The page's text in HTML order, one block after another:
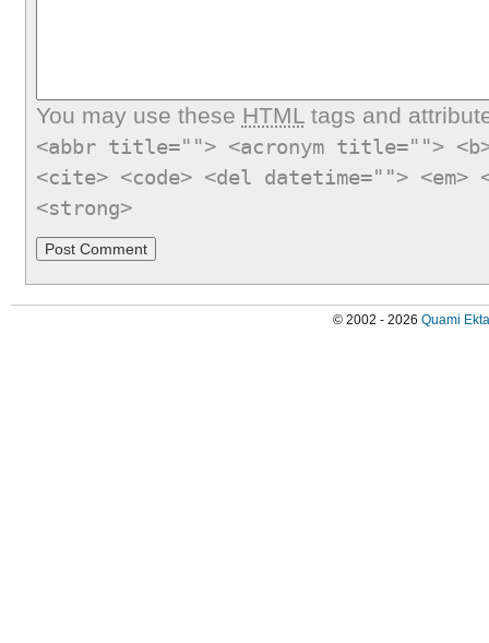
You may use these HTMLtags and
<abbr title=""> <acronym title="">
<cite> <code> <del datetime="">
<strong>
© 2002 - 2026 Quami